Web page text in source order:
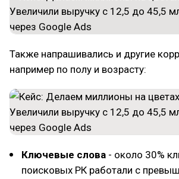
Также напрашивались и другие
например по полу и возрасту:
Ключевые слова - около 30%
поисковых РК работали с